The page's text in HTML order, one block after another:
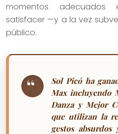
momentos adecuados
satisfacer —y a la vez
público.
Sol Picó ha
Max incluyendo
Danza y Mejor
que utilizan la
gestos